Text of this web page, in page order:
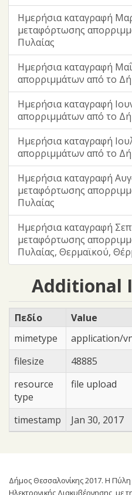
Ημερήσια καταγραφή
μεταφόρτωσης
Πυλαίας
Ημερήσια καταγραφή
απορριμμάτων από το
Ημερήσια καταγραφή
απορριμμάτων από το
Ημερήσια καταγραφή
απορριμμάτων από το
Ημερήσια καταγραφή
μεταφόρτωσης
Πυλαίας
Ημερήσια καταγραφή
μεταφόρτωσης
Πυλαίας, Θερμαϊκού,
Additional
Πεδίο
Value
mimetype
application/
filesize
48885
resource
type
file upload
timestamp Jan 30, 2017
Δήμος Θεσσαλονίκης 2017. Η
Ηλεκτρονικής Διακυβέρνησης, με